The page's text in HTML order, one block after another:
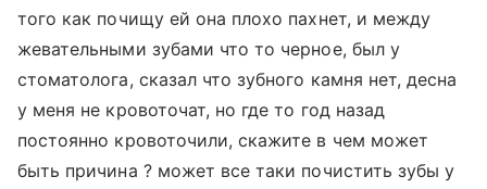
того как почищу ей она плохо пахнет, и между
жевательными зубами что то черное, был у
стоматолога, сказал что зубного камня нет, десна
у меня не кровоточат, но где то год назад
постоянно кровоточили, скажите в чем может
быть причина ? может все таки почистить зубы у